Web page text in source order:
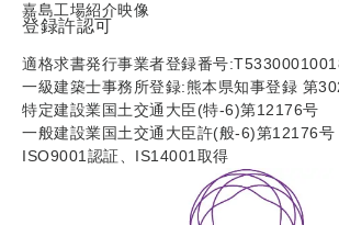
嘉島工場紹介映像
登録許認可
適格求書発行事業者登録番号
一級建築士事務所登録:熊本県知事登録 第
特定建設業国土交通大臣(特-6)第12176号
一般建設業国土交通大臣許(般-6)第12176号
ISO9001認証、IS14001取得